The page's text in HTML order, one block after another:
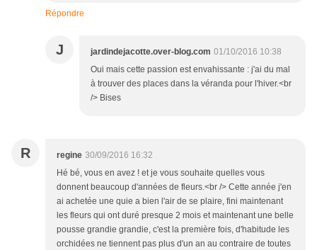
Répondre
J jardindejacotte.over-blog.com 01/10/2016 10:38
Oui mais cette passion est envahissante : j'ai du mal
à trouver des places dans la véranda pour l'hiver.<br
/> Bises
R regine 30/09/2016 16:32
Hé bé, vous en avez ! et je vous souhaite quelles vous
donnent beaucoup d'années de fleurs.<br /> Cette année j'en
ai achetée une quie a bien l'air de se plaire, fini maintenant
les fleurs qui ont duré presque 2 mois et maintenant une belle
pousse grandie grandie, c'est la première fois, d'habitude les
orchidées ne tiennent pas plus d'un an au contraire de toutes